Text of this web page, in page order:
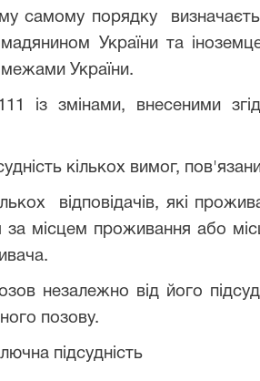
самому порядку
України та
України.
із змінами, внесеними
кількох вимог,
відповідачів, які
місцем проживання або
незалежно від його
позову.
підсудність